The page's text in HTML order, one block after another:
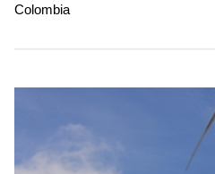
Colombia